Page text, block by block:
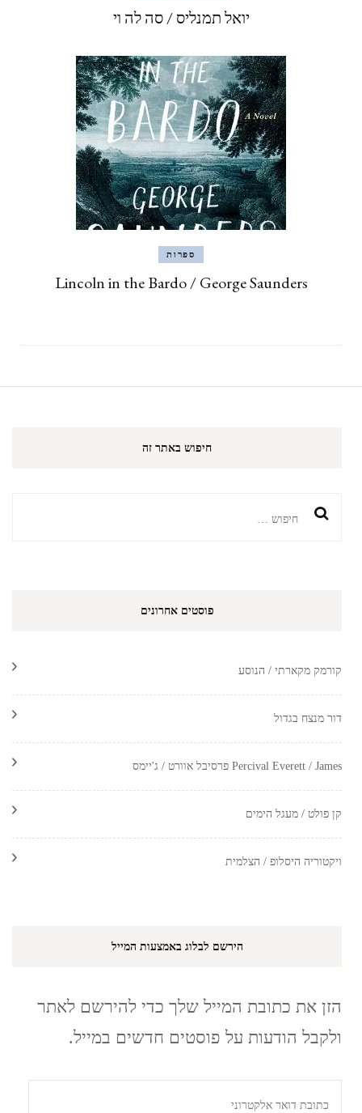
יואל תמנליס / סה לה וי
ספרות
Lincoln in the Bardo / George Saunders
חיפוש באתר זה
חיפוש:
פוסטים אחרונים
קורמק מקארתי / הנוסע
דור מנצח בגדול
Percival Everett / James פרסיבל אוורט / ג'יימס
קן פולט / מעגל הימים
ויקטוריה היסלופ / הצלמית
הירשם לבלוג באמצעות המייל
הזן את כתובת המייל שלך כדי להירשם לאתר
ולקבל הודעות על פוסטים חדשים במייל.